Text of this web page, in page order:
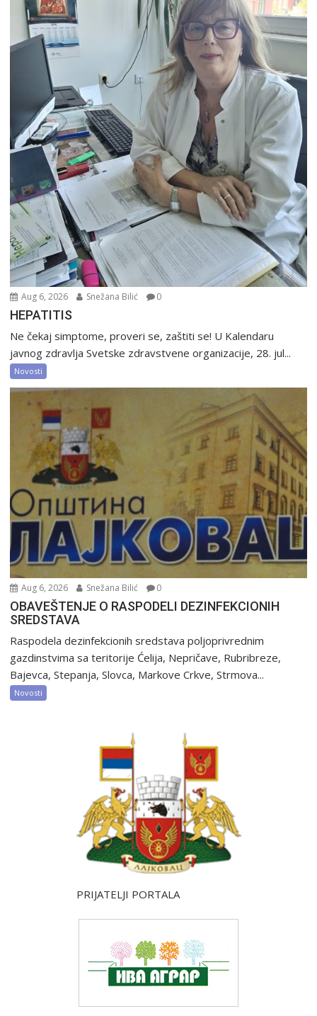
Aug 6, 2026 Snežana Bilić 0
HEPATITIS
Ne čekaj simptome, proveri se, zaštiti se! U Kalendaru
javnog zdravlja Svetske zdravstvene organizacije, 28. jul...
Novosti
Aug 6, 2026 Snežana Bilić 0
OBAVEŠTENJE O RASPODELI DEZINFEKCIONIH
SREDSTAVA
Raspodela dezinfekcionih sredstava poljoprivrednim
gazdinstvima sa teritorije Ćelija, Nepričave, Rubribreze,
Bajevca, Stepanja, Slovca, Markove Crkve, Strmova...
Novosti
PRIJATELJI PORTALA